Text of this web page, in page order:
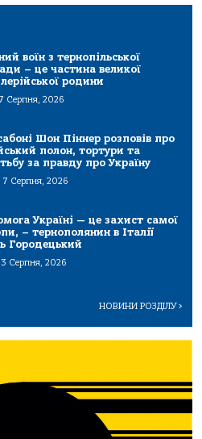
воїн з тернопільської
– це частина великої
родини
Серпня, 2026
Шон Піннер розповів про
полон, тортури та
за правду про Україну
7 Серпня, 2026
Україні — це захист самої
– тернополянин в Італії
Городецький
3 Серпня, 2026
НОВИНИ РОЗДІЛУ>